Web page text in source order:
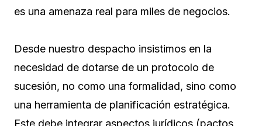
es una amenaza real para miles de negocios.
Desde nuestro despacho insistimos en la
necesidad de dotarse de un protocolo de
sucesión, no como una formalidad, sino como
una herramienta de planificación estratégica.
Este debe integrar aspectos jurídicos (pactos